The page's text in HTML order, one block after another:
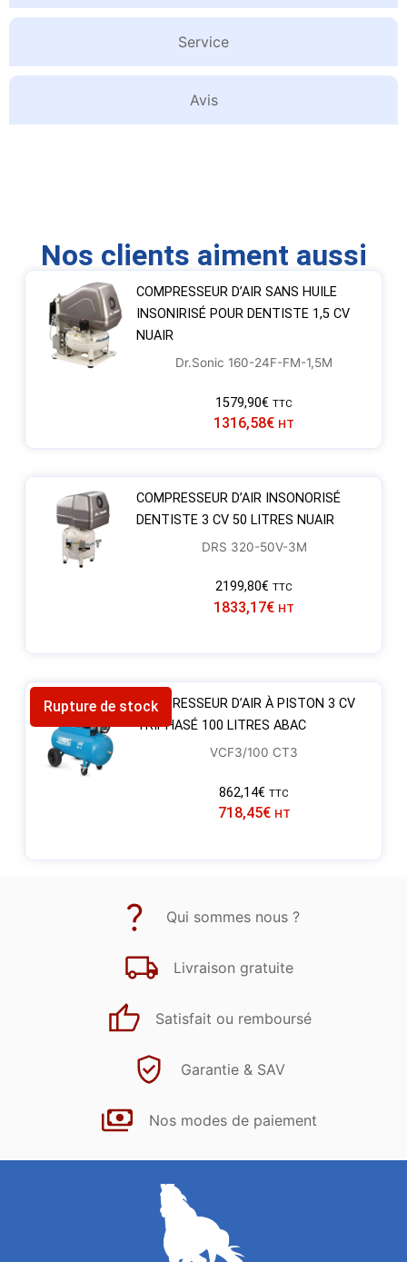
Service
Avis
Nos clients aiment aussi
COMPRESSEUR D’AIR SANS HUILE
INSONIRISÉ POUR DENTISTE 1,5 CV
NUAIR
Dr.Sonic 160-24F-FM-1,5M
1579,90€ TTC
1316,58€ HT
COMPRESSEUR D’AIR INSONORISÉ
DENTISTE 3 CV 50 LITRES NUAIR
DRS 320-50V-3M
2199,80€ TTC
1833,17€ HT
Rupture de stockCOMPRESSEUR D’AIR À PISTON 3 CV
TRIPHASÉ 100 LITRES ABAC
VCF3/100 CT3
862,14€ TTC
718,45€ HT
Qui sommes nous ?
Livraison gratuite
Satisfait ou remboursé
Garantie & SAV
Nos modes de paiement